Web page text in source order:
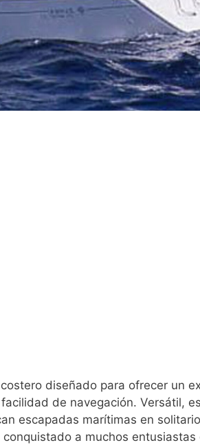
diseñado para ofrecer un
de navegación. Versátil,
escapadas marítimas en
a muchos entusiastas